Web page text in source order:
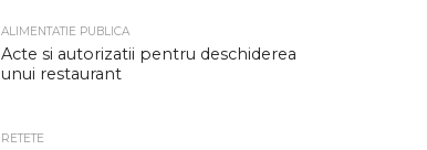
ALIMENTATIE PUBLICA
Acte si autorizatii pentru deschiderea
unui restaurant
RETETE